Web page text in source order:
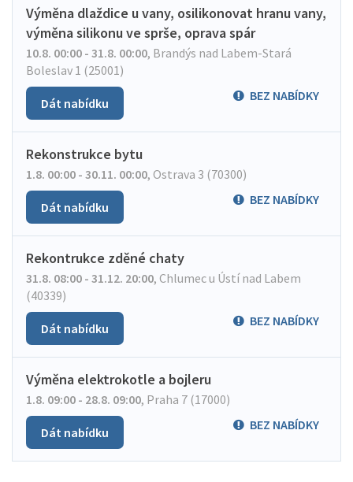
Výměna dlaždice u vany, osilikonovat hranu vany,
výměna silikonu ve sprše, oprava spár
10.8. 00:00 - 31.8. 00:00, Brandýs nad Labem-Stará
Boleslav 1 (25001)
BEZ NABÍDKY
Dát nabídku
Rekonstrukce bytu
1.8. 00:00 - 30.11. 00:00, Ostrava 3 (70300)
BEZ NABÍDKY
Dát nabídku
Rekontrukce zděné chaty
31.8. 08:00 - 31.12. 20:00, Chlumec u Ústí nad Labem
(40339)
BEZ NABÍDKY
Dát nabídku
Výměna elektrokotle a bojleru
1.8. 09:00 - 28.8. 09:00, Praha 7 (17000)
BEZ NABÍDKY
Dát nabídku